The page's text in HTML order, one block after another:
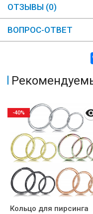
ОТЗЫВЫ (0)
ВОПРОС-ОТВЕТ
Кольцо для пирсинга
-40%